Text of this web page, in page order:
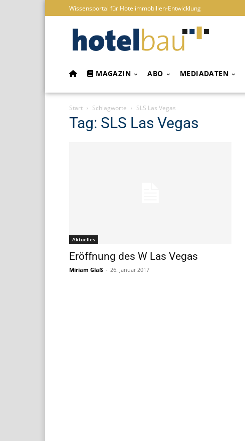
Wissensportal für Hotelimmobilien-Entwicklung
MAGAZIN ABO MEDIADATEN
Start Schlagworte SLS Las Vegas
Tag: SLS Las Vegas
Aktuelles
Eröffnung des W Las Vegas
Miriam Glaß - 26. Januar 2017